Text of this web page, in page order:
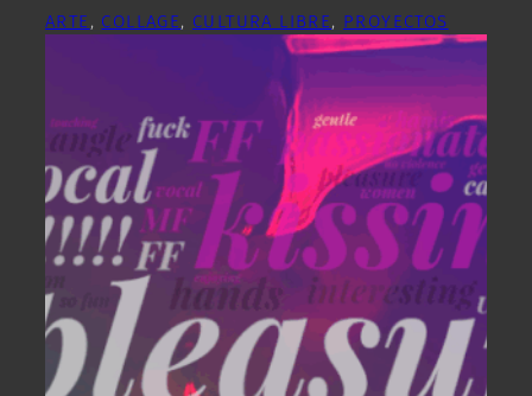
ARTE , COLLAGE, CULTURA LIBRE, PROYECTOS